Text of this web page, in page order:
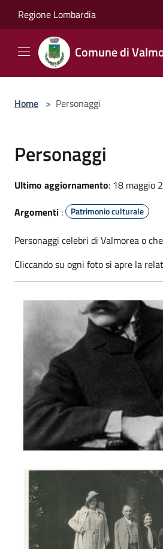
Regione Lombardia
Comune di
Home > Personaggi
Personaggi
Ultimo aggiornamento: 18 maggio
Argomenti : Patrimonio culturale
Personaggi celebri di Valmorea o
Cliccando su ogni foto si apre la
Prof. Carlo Somigliana
Prof. Carlo Somigliana